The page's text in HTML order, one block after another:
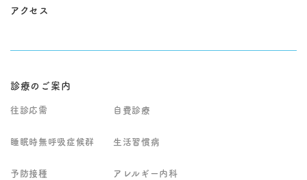
アクセス
診療のご案内
往診応需 自費診療
睡眠時無呼吸症候群 生活習慣病
予防接種 アレルギー内科